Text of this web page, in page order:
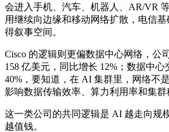
会进入手机、汽车、机器人、AR/VR
用继续向边缘和移动网络扩散，电信
得叙事空间。
Cisco 的逻辑则更偏数据中心网络，公
158 亿美元，同比增长 12%；数据中
40%，要知道，在 AI 集群里，网络不
影响数据传输效率、算力利用率和集群
这一类公司的共同逻辑是 AI 越走向规
越值钱。